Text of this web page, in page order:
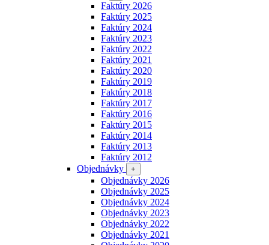
Faktúry 2026
Faktúry 2025
Faktúry 2024
Faktúry 2023
Faktúry 2022
Faktúry 2021
Faktúry 2020
Faktúry 2019
Faktúry 2018
Faktúry 2017
Faktúry 2016
Faktúry 2015
Faktúry 2014
Faktúry 2013
Faktúry 2012
Objednávky
+
Objednávky 2026
Objednávky 2025
Objednávky 2024
Objednávky 2023
Objednávky 2022
Objednávky 2021